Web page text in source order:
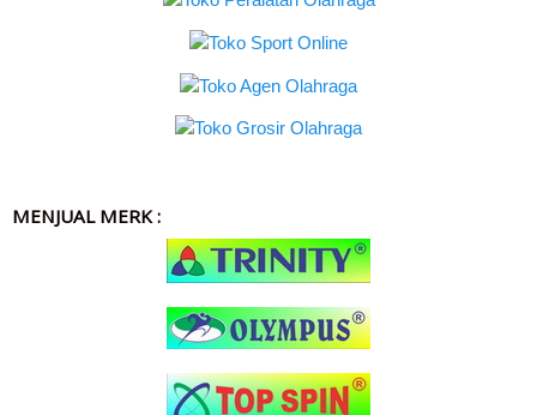
MENJUAL MERK :